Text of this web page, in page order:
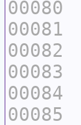
00080
00081
00082
00083
00084
00085